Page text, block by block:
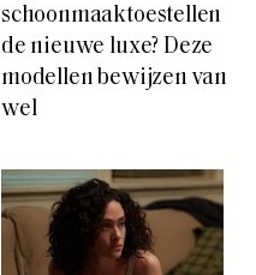
schoonmaaktoestellen
de nieuwe luxe? Deze
modellen bewijzen van
wel